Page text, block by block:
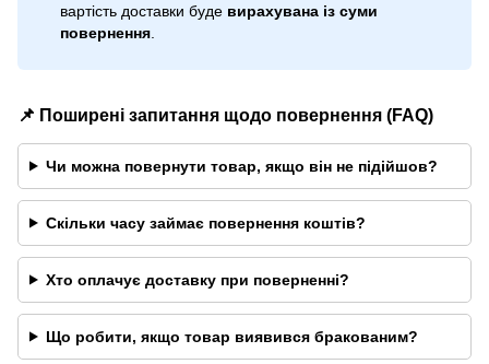
вартість доставки буде вирахувана із суми
повернення
📌 Поширені запитання щодо повернення (FAQ)
Чи можна повернути товар, якщо він не підійшов?
Скільки часу займає повернення коштів?
Хто оплачує доставку при поверненні?
Що робити, якщо товар виявився бракованим?